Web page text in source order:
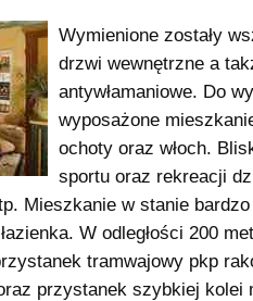
Wymienione zostały
drzwi wewnętrzne a
antywłamaniowe. Do
wyposażone
ochoty oraz włoch.
sportu oraz rekreacji
Mieszkanie w stanie
W odległości 200
tramwajowy pkp
przystanek szybkiej kolei